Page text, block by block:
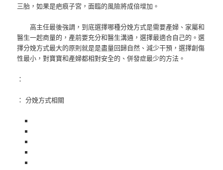
三胎，如果是疤痕子宮，面臨的風險將成倍增加。
高主任最後強調，到底選擇哪種分娩方式是需要產婦、家屬和
醫生一起商量的，產前要充分和醫生溝通，選擇最適合自己的。選
擇分娩方式最大的原則就是是盡量回歸自然、減少干預，選擇創傷
性最小，對寶寶和產婦都相對安全的、併發症最少的方法。
：
： 分娩方式相關